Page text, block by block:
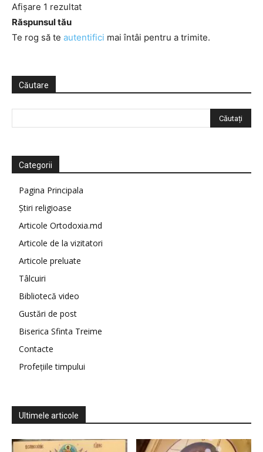
Afișare 1 rezultat
Răspunsul tău
Te rog să te autentifici mai întâi pentru a trimite.
Căutare
Categorii
Pagina Principala
Știri religioase
Articole Ortodoxia.md
Articole de la vizitatori
Articole preluate
Tâlcuiri
Bibliotecă video
Gustări de post
Biserica Sfinta Treime
Contacte
Profețiile timpului
Ultimele articole